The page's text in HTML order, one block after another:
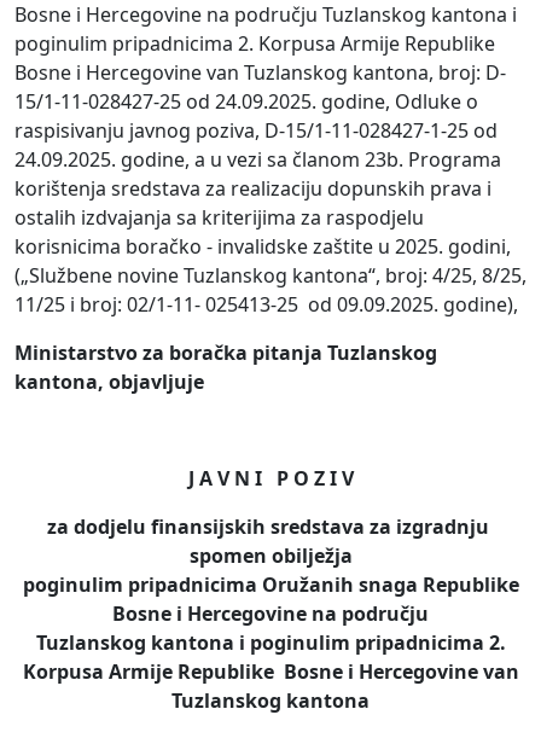
Bosne i Hercegovine na području Tuzlanskog kantona i
poginulim pripadnicima 2. Korpusa Armije Republike
Bosne i Hercegovine van Tuzlanskog kantona, broj: D-
15/1-11-028427-25 od 24.09.2025. godine, Odluke o
raspisivanju javnog poziva, D-15/1-11-028427-1-25 od
24.09.2025. godine, a u vezi sa članom 23b. Programa
korištenja sredstava za realizaciju dopunskih prava i
ostalih izdvajanja sa kriterijima za raspodjelu
korisnicima boračko - invalidske zaštite u 2025. godini,
(„Službene novine Tuzlanskog kantona“, broj: 4/25, 8/25,
11/25 i broj: 02/1-11- 025413-25 od 09.09.2025. godine),
Ministarstvo za boračka pitanja Tuzlanskog
kantona, objavljuje
J A V N I P O Z I V
za dodjelu finansijskih sredstava za izgradnju
spomen obilježja
poginulim pripadnicima Oružanih snaga Republike
Bosne i Hercegovine na području
Tuzlanskog kantona i poginulim pripadnicima 2.
Korpusa Armije Republike Bosne i Hercegovine van
Tuzlanskog kantona